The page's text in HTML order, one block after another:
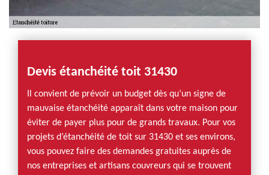
Devis étanchéité toit 31430
Il convient de prévoir un budget dès qu’un signe de
mauvaise étanchéité apparaît dans votre maison pour
éviter de payer plus pour de grands travaux. Pour vos
projets d’étanchéité de toit sur 31430 et ses environs,
vous pouvez faire des demandes gratuites auprès de
nos entreprises et artisans couvreurs qui se trouvent